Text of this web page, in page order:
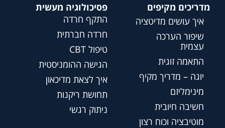
מדריכים מקיפים
איך עושים מדיטציה
שיפור הערכה
עצמית
התאמה זוגית
יוגה – מדריך מקיף
מינימליזם
חשיבה חיובית
מוטיבציה וכוח רצון
פסיכולוגיה מעשית
התקף חרדה
חרדה חברתית
טיפול CBT
הגישה ההומניסטית
איך לצאת מדיכאון
תחושת ריקנות
ניתוק רגשי